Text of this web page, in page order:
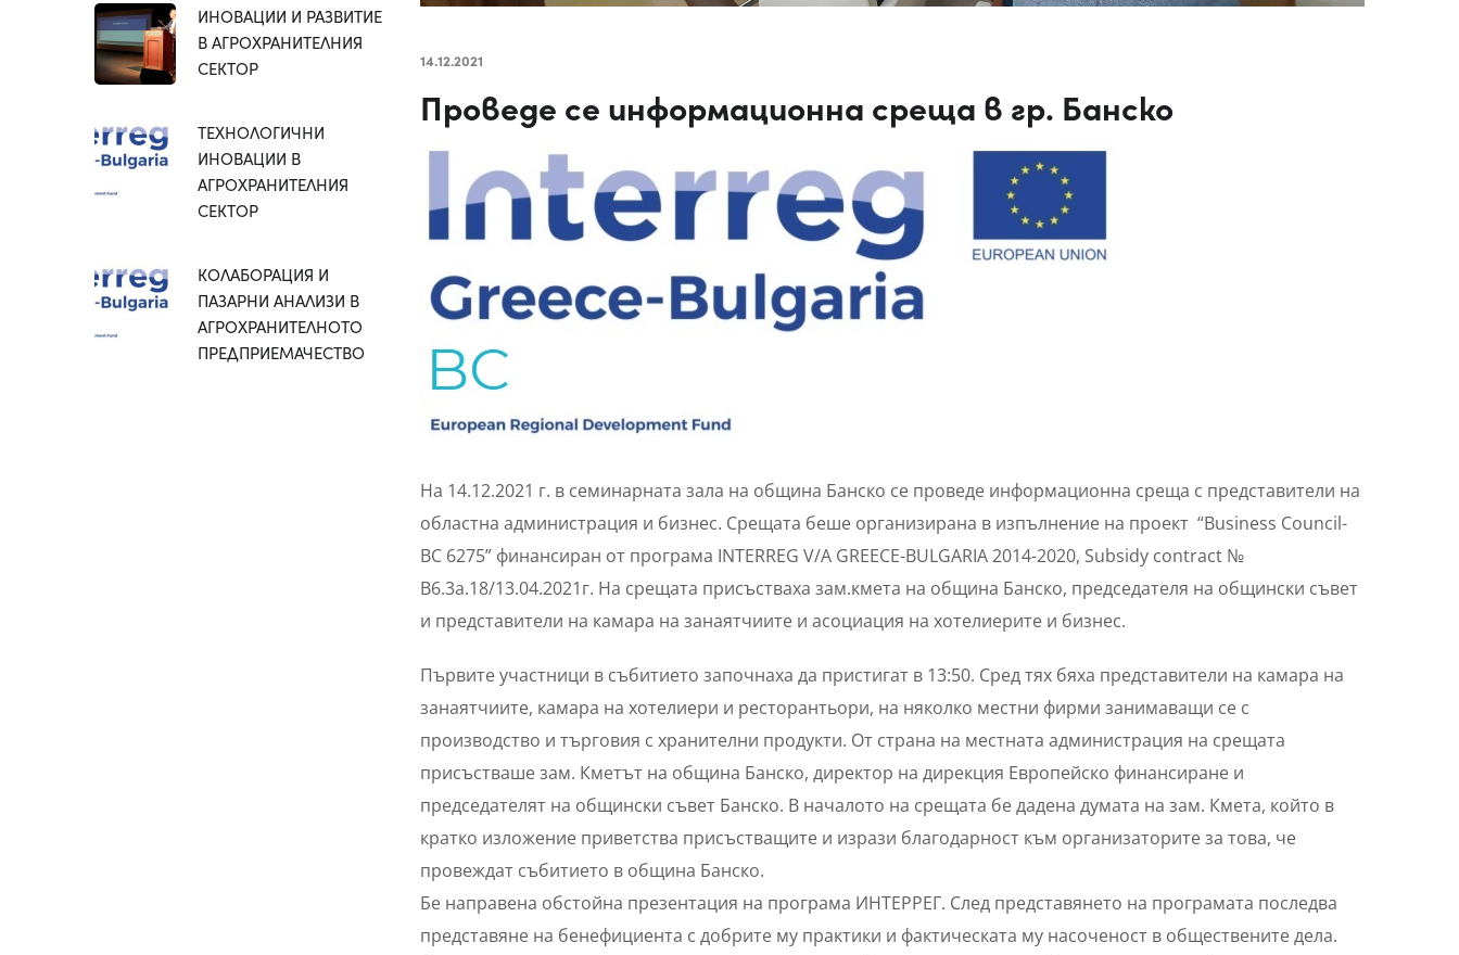
14.12.2021
Проведе се информационна среща в гр. Банско
На 14.12.2021 г. в семинарната зала на община Банско се проведе информационна среща с представители на
областна администрация и бизнес. Срещата беше организирана в изпълнение на проект “Business Council-
BC 6275” финансиран от програма INTERREG V/A GREECE-BULGARIA 2014-2020, Subsidy contract №
B6.3a.18/13.04.2021г. На срещата присъстваха зам.кмета на община Банско, председателя на общински съвет
и представители на камара на занаятчиите и асоциация на хотелиерите и бизнес.
Първите участници в събитието започнаха да пристигат в 13:50. Сред тях бяха представители на камара на
занаятчиите, камара на хотелиери и ресторантьори, на няколко местни фирми занимаващи се с
производство и търговия с хранителни продукти. От страна на местната администрация на срещата
присъстваше зам. Кметът на община Банско, директор на дирекция Европейско финансиране и
председателят на общински съвет Банско. В началото на срещата бе дадена думата на зам. Кмета, който в
кратко изложение приветства присъстващите и изрази благодарност към организаторите за това, че
провеждат събитието в община Банско.
Бе направена обстойна презентация на програма ИНТЕРРЕГ. След представянето на програмата последва
представяне на бенефициента с добрите му практики и фактическата му насоченост в обществените дела.
ИНОВАЦИИ И РАЗВИТИЕ
В АГРОХРАНИТЕЛНИЯ
СЕКТОР
ТЕХНОЛОГИЧНИ
ИНОВАЦИИ В
АГРОХРАНИТЕЛНИЯ
СЕКТОР
КОЛАБОРАЦИЯ И
ПАЗАРНИ АНАЛИЗИ В
АГРОХРАНИТЕЛНОТО
ПРЕДПРИЕМАЧЕСТВО